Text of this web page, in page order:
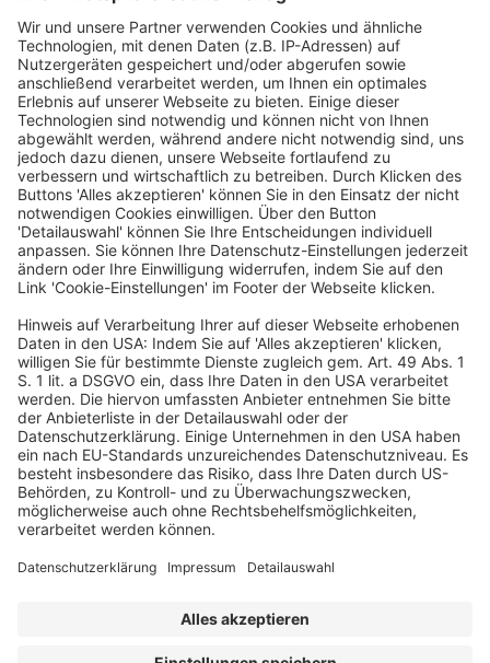
Tim Christiansen ist General Manager für die DACH-Region bei
Snap. In dieser Rolle verantwortet er die Geschäftsstrategie, den
Vertrieb sowie das Community-Wachstum in Deutschland,
Österreich und der Schweiz.Zuvor war Tim CEO von
EPROFESSIONAL, einer der führenden Agenturen für
Performance Marketing in Deutschland und Teil vonHavas
Media. Dort trieb er Wachstum und Innovation für eine Vielzahl
namhafter Kunden voran.Davor war er alsGeneral Manager bei
Media Impact (Axel Springer)tätig, wo er insbesondere die
Agenturbeziehungen, die Geschäftsstrategie sowie den Bereich
Sales Operations leitete.
Ein Business-Event von
© HORIZONT Kongress